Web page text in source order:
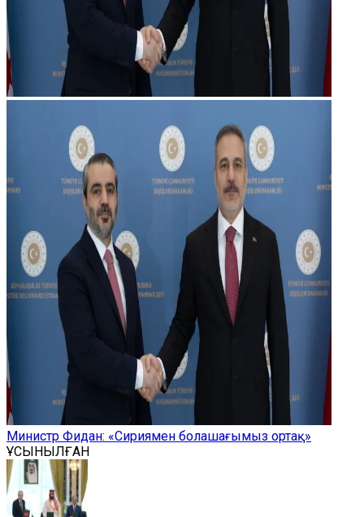
Министр Фидан: «Сириямен болашағымыз ортақ»
ҰСЫНЫЛҒАН